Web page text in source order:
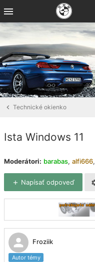
Technické okienko
Ista Windows 11
Moderátori: barabas, alfi666,
Napísať odpoveď
Froziik
Autor témy